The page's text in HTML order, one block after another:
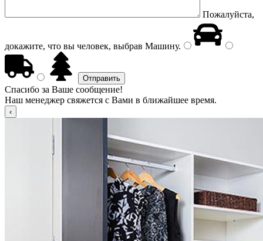
Пожалуйста,
докажите, что вы человек, выбрав Машину.
Спасибо за Ваше сообщение!
Наш менеджер свяжется с Вами в ближайшее время.